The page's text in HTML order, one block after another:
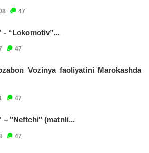
47
- “Lokomotiv”...
47
Vozinya faoliyatini Marokashda
47
– "Neftchi" (matnli...
47